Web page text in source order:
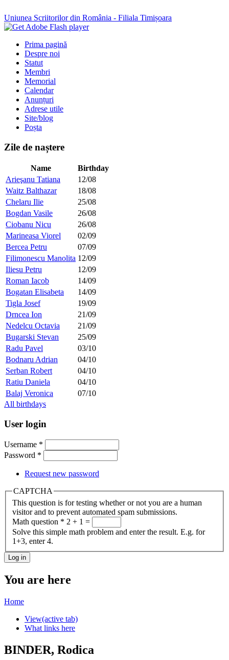
Uniunea Scriitorilor din România - Filiala Timișoara
Prima pagină
Despre noi
Statut
Membri
Memorial
Calendar
Anunțuri
Adrese utile
Site/blog
Poșta
Zile de naștere
Name
Birthday
Arieşanu Tatiana
12/08
Waitz Balthazar
18/08
Chelaru Ilie
25/08
Bogdan Vasile
26/08
Ciobanu Nicu
26/08
Marineasa Viorel
02/09
Bercea Petru
07/09
Filimonescu Manolita 12/09
Iliesu Petru
12/09
Roman Iacob
14/09
Bogatan Elisabeta
14/09
Tigla Josef
19/09
Drncea Ion
21/09
Nedelcu Octavia
21/09
Bugarski Stevan
25/09
Radu Pavel
03/10
Bodnaru Adrian
04/10
Serban Robert
04/10
Ratiu Daniela
04/10
Balaj Veronica
07/10
All birthdays
User login
Username *
Password *
Request new password
CAPTCHA
This question is for testing whether or not you are a human
visitor and to prevent automated spam submissions.
Math question * 2 + 1 =
Solve this simple math problem and enter the result. E.g. for
1+3, enter 4.
You are here
Home
View(active tab)
What links here
BINDER, Rodica